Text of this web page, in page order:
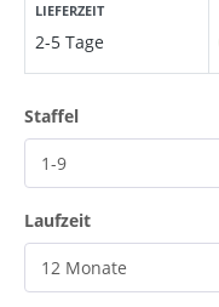
LIEFERZEIT
2-5 Tage
Staffelauswählen
Laufzeitauswählen